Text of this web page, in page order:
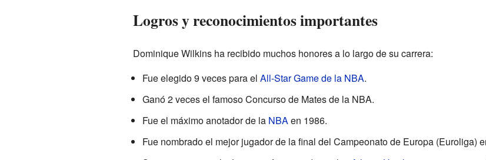
Logros y reconocimientos importantes
Dominique Wilkins ha recibido muchos honores a lo largo de su carrera:
Fue elegido 9 veces para el All-Star Game de la NBA.
Ganó 2 veces el famoso Concurso de Mates de la NBA.
Fue el máximo anotador de la NBAen 1986.
Fue nombrado el mejor jugador de la final del Campeonato de Europa (Euroliga)